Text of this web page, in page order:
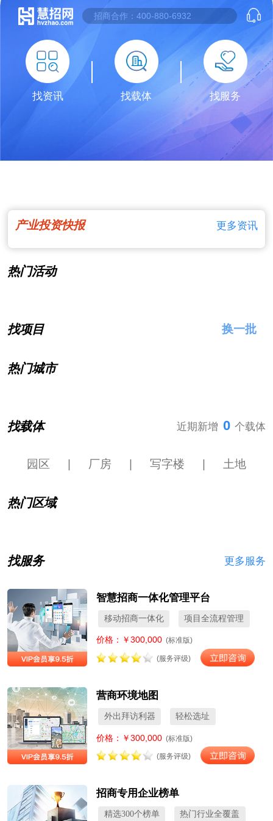
找资讯 找载体 找服务
产业投资快报 更多资讯
热门活动
找项目 换一批
热门城市
找载体 近期新增 0 个载体
园区 厂房 写字楼 土地
热门区域
找服务 更多服务
智慧招商一体化管理平台
移动招商一体化 项目全流程管理
价格：￥300,000 (标准版)
(服务评级)
营商环境地图
外出拜访利器 轻松选址
价格：￥300,000 (标准版)
(服务评级)
招商专用企业榜单
精选300个榜单 热门行业全覆盖